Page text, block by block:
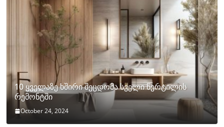
10 ყველაზე ხშირი შეცდომა სველი წერტილის
რემონტში
October 24, 2024